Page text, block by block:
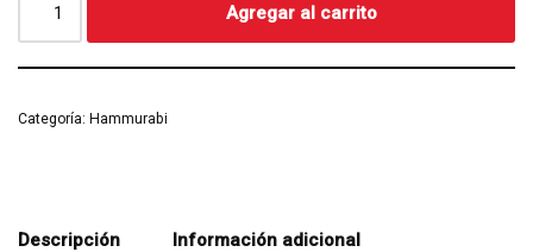
Agregar al carrito
Categoría: Hammurabi
Descripción Información adicional